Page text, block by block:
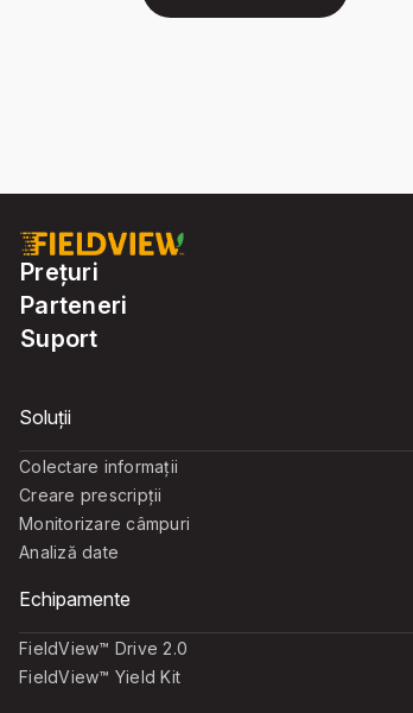
Prețuri
Parteneri
Suport
Soluții
Colectare informații
Creare prescripții
Monitorizare câmpuri
Analiză date
Echipamente
FieldView™ Drive 2.0
FieldView™ Yield Kit